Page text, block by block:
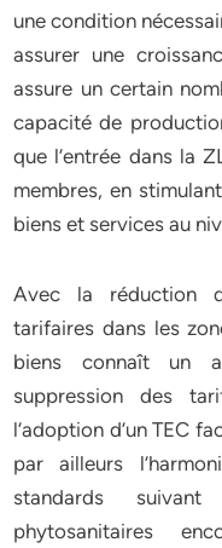
une condition
assurer une
assure un certain
capacité de
que l’entrée dans la
membres, en
biens et services au
Avec la réduction
tarifaires dans les
biens connaît un
suppression des
l’adoption d’un TEC
par ailleurs
standards
phytosanitaires